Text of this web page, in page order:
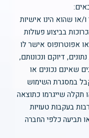
שהוא הינו אישיות
בביצוע פעולות
אפוטרופוס אישר לו
דיוקם ונכונותם,
שאינם נכונים או
במסגרת השימוש
תקלה שייגרמו כתוצאה
בעקבות טעויות
תביעה כלפי החברה